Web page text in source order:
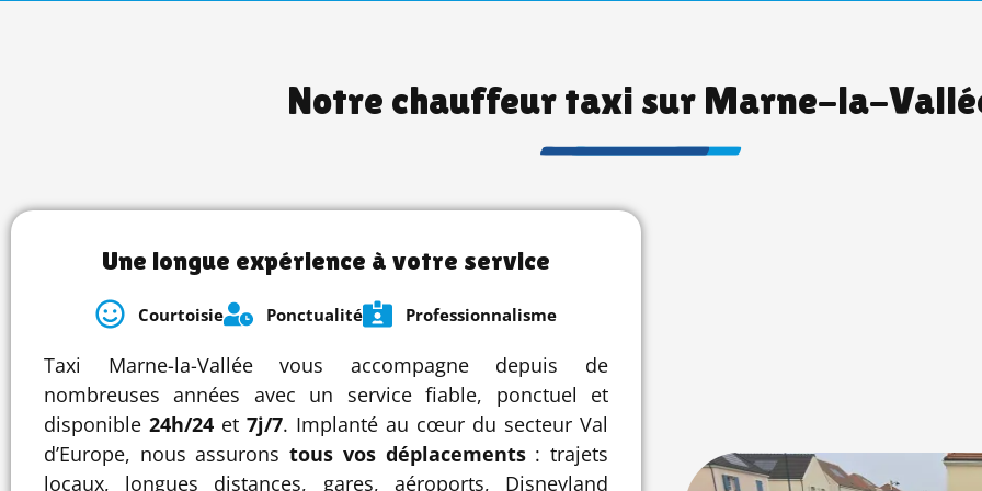
Notre chauffeur taxi sur Marne-la-
Une longue expérience à votre service
Courtoisie Ponctualité Professionnalisme
Taxi Marne-la-Vallée vous accompagne depuis de
nombreuses années avec un service fiable, ponctuel et
disponible 24h/24 et 7j/7. Implanté au cœur du secteur Val
d’Europe, nous assuronstous vos déplacements: trajets
locaux, longues distances, gares, aéroports, Disneyland